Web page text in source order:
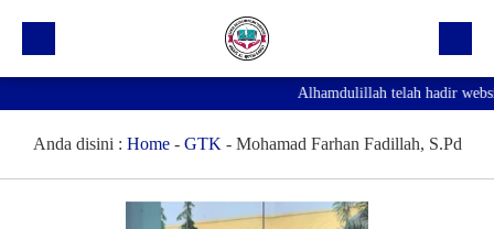
Profil Sekolah
Alhamdulillah telah hadir
Anda disini : Home- GTK - Mohamad Farhan Fadillah, S.Pd